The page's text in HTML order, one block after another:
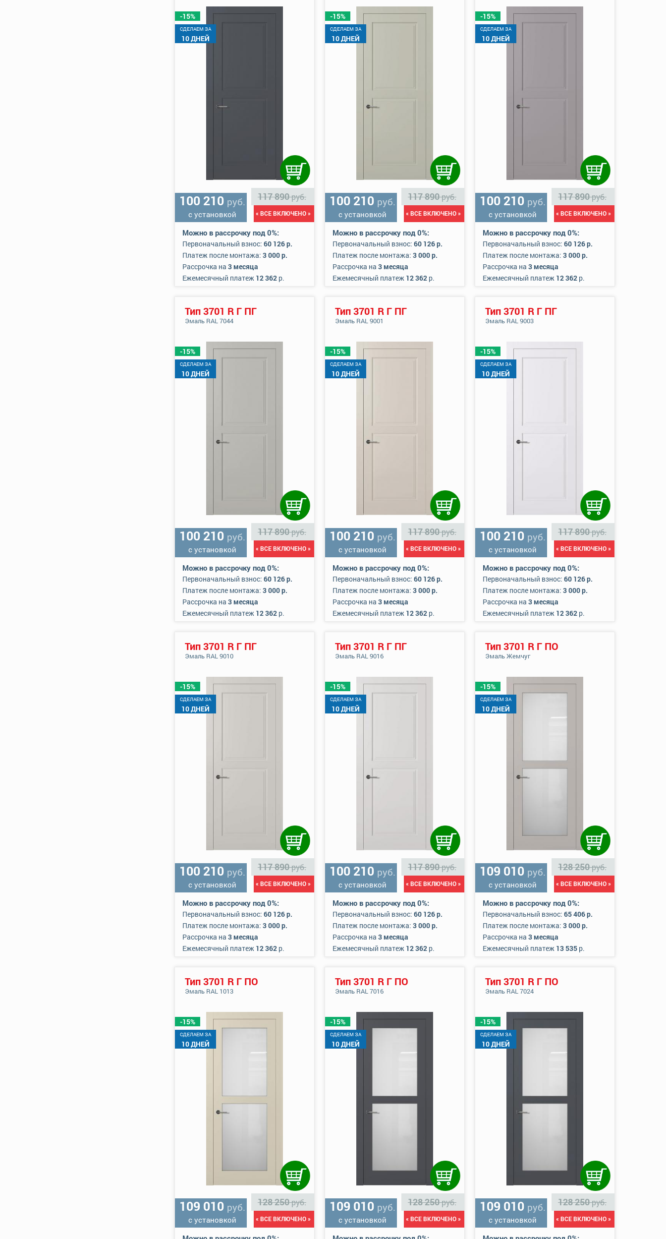
-15%
CДЕЛАЕМ ЗА
10 ДНЕЙ
100 210 руб.
с установкой
117 890руб.
« ВСЕ ВКЛЮЧЕНО »
Можно в рассрочку под 0%:
Первоначальный взнос: 60 126 р.
Платеж после монтажа: 3 000 р.
Рассрочка на 3 месяца
Ежемесячный платеж 12 362 р.
-15%
CДЕЛАЕМ ЗА
10 ДНЕЙ
100 210 руб.
с установкой
117 890руб.
« ВСЕ ВКЛЮЧЕНО »
Можно в рассрочку под 0%:
Первоначальный взнос: 60 126 р.
Платеж после монтажа: 3 000 р.
Рассрочка на 3 месяца
Ежемесячный платеж 12 362 р.
-15%
CДЕЛАЕМ ЗА
10 ДНЕЙ
100 210 руб.
с установкой
117 890руб.
« ВСЕ ВКЛЮЧЕНО »
Можно в рассрочку под 0%:
Первоначальный взнос: 60 126 р.
Платеж после монтажа: 3 000 р.
Рассрочка на 3 месяца
Ежемесячный платеж 12 362 р.
-15%
CДЕЛАЕМ ЗА
10 ДНЕЙ
Тип 3701 R Г ПГ
Эмаль RAL 7044
100 210 руб.
с установкой
117 890руб.
« ВСЕ ВКЛЮЧЕНО »
Можно в рассрочку под 0%:
Первоначальный взнос: 60 126 р.
Платеж после монтажа: 3 000 р.
Рассрочка на 3 месяца
Ежемесячный платеж 12 362 р.
-15%
CДЕЛАЕМ ЗА
10 ДНЕЙ
Тип 3701 R Г ПГ
Эмаль RAL 9001
100 210 руб.
с установкой
117 890руб.
« ВСЕ ВКЛЮЧЕНО »
Можно в рассрочку под 0%:
Первоначальный взнос: 60 126 р.
Платеж после монтажа: 3 000 р.
Рассрочка на 3 месяца
Ежемесячный платеж 12 362 р.
-15%
CДЕЛАЕМ ЗА
10 ДНЕЙ
Тип 3701 R Г ПГ
Эмаль RAL 9003
100 210 руб.
с установкой
117 890руб.
« ВСЕ ВКЛЮЧЕНО »
Можно в рассрочку под 0%:
Первоначальный взнос: 60 126 р.
Платеж после монтажа: 3 000 р.
Рассрочка на 3 месяца
Ежемесячный платеж 12 362 р.
-15%
CДЕЛАЕМ ЗА
10 ДНЕЙ
Тип 3701 R Г ПГ
Эмаль RAL 9010
100 210 руб.
с установкой
117 890руб.
« ВСЕ ВКЛЮЧЕНО »
Можно в рассрочку под 0%:
Первоначальный взнос: 60 126 р.
Платеж после монтажа: 3 000 р.
Рассрочка на 3 месяца
Ежемесячный платеж 12 362 р.
-15%
CДЕЛАЕМ ЗА
10 ДНЕЙ
Тип 3701 R Г ПГ
Эмаль RAL 9016
100 210 руб.
с установкой
117 890руб.
« ВСЕ ВКЛЮЧЕНО »
Можно в рассрочку под 0%:
Первоначальный взнос: 60 126 р.
Платеж после монтажа: 3 000 р.
Рассрочка на 3 месяца
Ежемесячный платеж 12 362 р.
-15%
CДЕЛАЕМ ЗА
10 ДНЕЙ
Тип 3701 R Г ПО
Эмаль Жемчуг
109 010 руб.
с установкой
128 250руб.
« ВСЕ ВКЛЮЧЕНО »
Можно в рассрочку под 0%:
Первоначальный взнос: 65 406 р.
Платеж после монтажа: 3 000 р.
Рассрочка на 3 месяца
Ежемесячный платеж 13 535 р.
-15%
CДЕЛАЕМ ЗА
10 ДНЕЙ
Тип 3701 R Г ПО
Эмаль RAL 1013
109 010 руб.
с установкой
128 250руб.
« ВСЕ ВКЛЮЧЕНО »
-15%
CДЕЛАЕМ ЗА
10 ДНЕЙ
Тип 3701 R Г ПО
Эмаль RAL 7016
109 010 руб.
с установкой
128 250руб.
« ВСЕ ВКЛЮЧЕНО »
-15%
CДЕЛАЕМ ЗА
10 ДНЕЙ
Тип 3701 R Г ПО
Эмаль RAL 7024
109 010 руб.
с установкой
128 250руб.
« ВСЕ ВКЛЮЧЕНО »